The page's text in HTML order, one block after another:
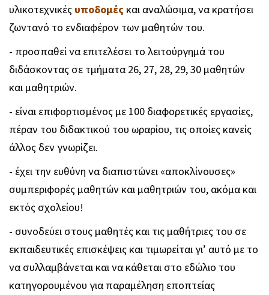
υλικοτεχνικέςυποδομές και αναλώσιμα, να κρατήσει
ζωντανό το ενδιαφέρον των μαθητών του.
- προσπαθεί να επιτελέσει το λειτούργημά του
διδάσκοντας σε τμήματα 26, 27, 28, 29, 30 μαθητών
και μαθητριών.
- είναι επιφορτισμένος με 100 διαφορετικές εργασίες,
πέραν του διδακτικού του ωραρίου, τις οποίες κανείς
άλλος δεν γνωρίζει.
- έχει την ευθύνη να διαπιστώνει «αποκλίνουσες»
συμπεριφορές μαθητών και μαθητριών του, ακόμα και
εκτός σχολείου!
- συνοδεύει στους μαθητές και τις μαθήτριες του σε
εκπαιδευτικές επισκέψεις και τιμωρείται γι’ αυτό με το
να συλλαμβάνεται και να κάθεται στο εδώλιο του
κατηγορουμένου για παραμέληση εποπτείας